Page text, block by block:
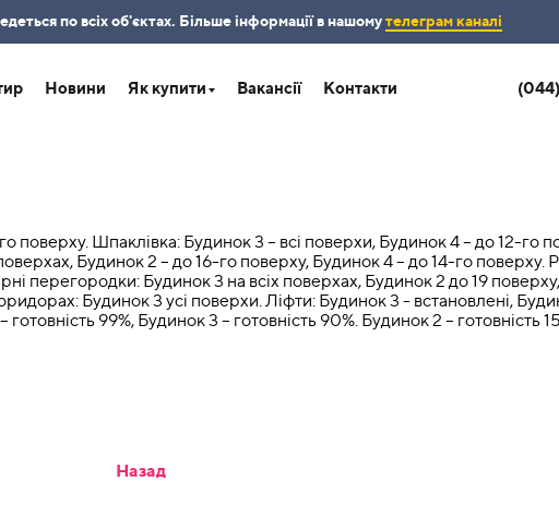
по всіх об'єктах. Більше інформації в нашомутелеграм каналі
Новини Як купити Вакансії Контакти
поверху. Шпаклівка: Будинок 3 – всі поверхи, Будинок 4 – до 12-го
Будинок 2 – до 16-го поверху, Будинок 4 – до 14-го поверху.
перегородки: Будинок 3 на всіх поверхах, Будинок 2 до 19
Будинок 3 усі поверхи. Ліфти: Будинок 3 - встановлені,
99%, Будинок 3 – готовність 90%. Будинок 2 – готовність
Назад